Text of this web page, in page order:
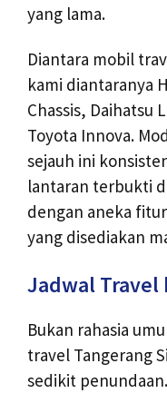
yang lama.
Diantara mobil
kami diantaranya
Chassis, Daihatsu
Toyota Innova.
sejauh ini
lantaran terbukti
dengan aneka
yang disediakan
Jadwal Travel
Bukan rahasia
travel Tangerang
sedikit